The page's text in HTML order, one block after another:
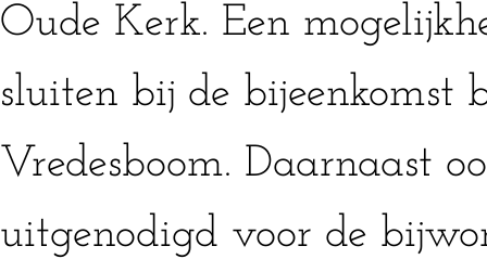
Oude Kerk. Een
sluiten bij de bijeenkomst
Vredesboom. Daarnaast
uitgenodigd voor de